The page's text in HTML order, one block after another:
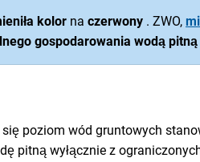
kolor na czerwony . ZWO,
gospodarowania wodą pitną
poziom wód gruntowych
pitną wyłącznie z